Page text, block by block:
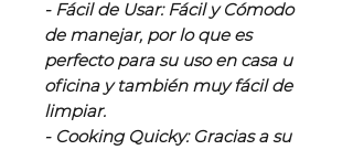
- Fácil de Usar: Fácil y Cómodo
de manejar, por lo que es
perfecto para su uso en casa u
oficina y también muy fácil de
limpiar.
- Cooking Quicky: Gracias a su